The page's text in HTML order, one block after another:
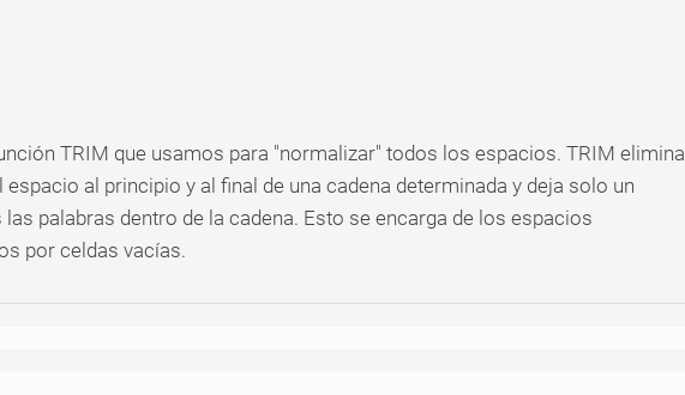
TRIM que usamos para "normalizar" todos los espacios. TRIM elimina
al principio y al final de una cadena determinada y deja solo un
palabras dentro de la cadena. Esto se encarga de los espacios
​​por celdas vacías.